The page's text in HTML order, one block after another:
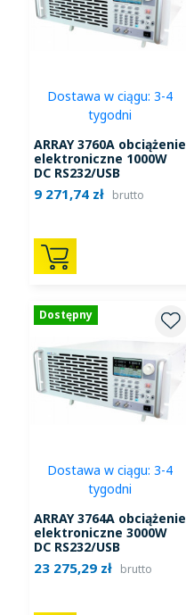
Dostawa w ciągu: 3-4
tygodni
ARRAY 3760A obciążenie
elektroniczne 1000W
DC RS232/USB
9 271,74 zł brutto
Dostępny
Dostawa w ciągu: 3-4
tygodni
ARRAY 3764A obciążenie
elektroniczne 3000W
DC RS232/USB
23 275,29 zł brutto